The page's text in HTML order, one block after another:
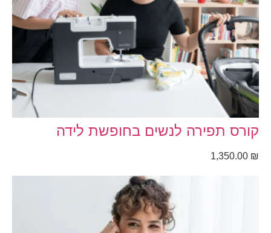
קורס תפירה לנשים בחופשת לידה
1,350.00 ₪